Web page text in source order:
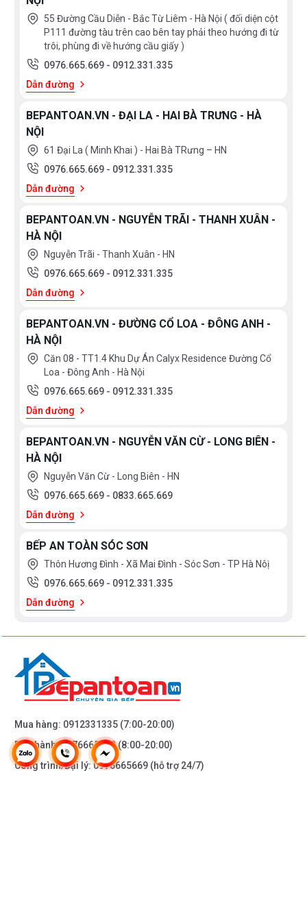
55 Đường Cầu Diễn - Bắc Từ Liêm - Hà Nội ( đối diện cột
P111 đường tàu trên cao bên tay phải theo hướng đi từ
trôi, phùng đi về hướng cầu giấy )
0976.665.669 - 0912.331.335
Dẫn đường
BEPANTOAN.VN - ĐẠI LA - HAI BÀ TRƯNG - HÀ
NỘI
61 Đại La ( Minh Khai ) - Hai Bà TRưng – HN
0976.665.669 - 0912.331.335
Dẫn đường
BEPANTOAN.VN - NGUYỄN TRÃI - THANH XUÂN -
HÀ NỘI
Nguyễn Trãi - Thanh Xuân - HN
0976.665.669 - 0912.331.335
Dẫn đường
BEPANTOAN.VN - ĐƯỜNG CỔ LOA - ĐÔNG ANH -
HÀ NỘI
Căn 08 - TT1.4 Khu Dự Án Calyx Residence Đường Cổ
Loa - Đông Anh - Hà Nội
0976.665.669 - 0912.331.335
Dẫn đường
BEPANTOAN.VN - NGUYỄN VĂN CỪ - LONG BIÊN -
HÀ NỘI
Nguyễn Văn Cừ - Long Biên - HN
0976.665.669 - 0833.665.669
Dẫn đường
BẾP AN TOÀN SÓC SƠN
Thôn Hương Đình - Xã Mai Đình - Sóc Sơn - TP Hà Nôị
0976.665.669 - 0912.331.335
Dẫn đường
Mua hàng: 0912331335 (7:00-20:00)
Bảo hành:0976665669(8:00-20:00)
Công trình/Đại lý:0976665669 (hỗ trợ 24/7)